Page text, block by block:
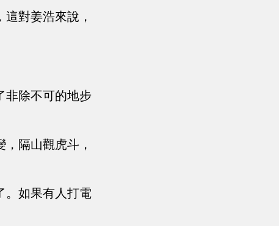
對姜浩來說，
非除不可的地步
隔山觀虎斗，
。如果有人打電